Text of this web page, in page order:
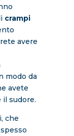
crampi
avere
modo da
avete
sudore.
che